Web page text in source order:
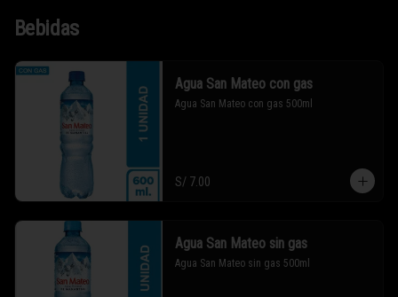
Bebidas
Agua San Mateo con gas
Agua San Mateo con gas 500ml
S/ 7.00
Agua San Mateo sin gas
Agua San Mateo sin gas 500ml